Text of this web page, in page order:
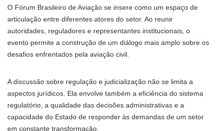
O Fórum Brasileiro de Aviação se insere como um espaço de
articulação entre diferentes atores do setor. Ao reunir
autoridades, reguladores e representantes institucionais, o
evento permite a construção de um diálogo mais amplo sobre os
desafios enfrentados pela aviação civil.
A discussão sobre regulação e judicialização não se limita a
aspectos jurídicos. Ela envolve também a eficiência do sistema
regulatório, a qualidade das decisões administrativas e a
capacidade do Estado de responder às demandas de um setor
em constante transformação.